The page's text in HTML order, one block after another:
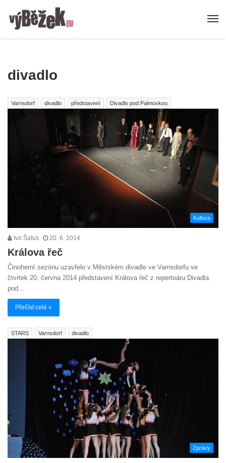
divadlo
Varnsdorf divadlo představení Divadlo pod Palmovkou
Kultura
Ivo Šafus 20. 6. 2014
Králova řeč
Činoherní sezónu uzavřelo v Městském divadle ve Varnsdorfu ve
čtvrtek 20. června 2014 představení Králova řeč z repertoáru Divadla
pod…
Přečíst celé »
STARS Varnsdorf divadlo
Zprávy